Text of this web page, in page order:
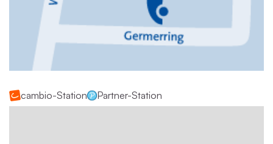
cambio-Station Partner-Station